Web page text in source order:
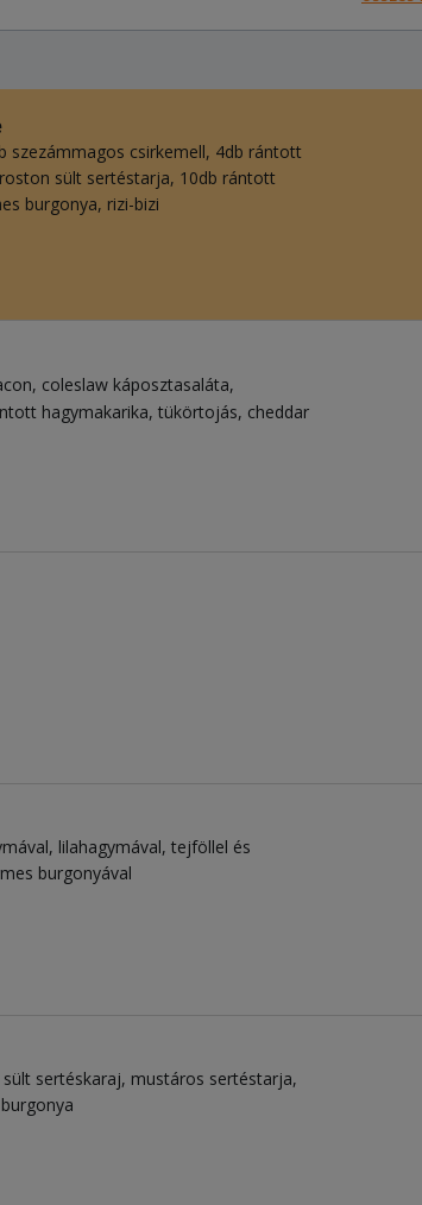
szezámmagos csirkemell, 4db rántott
sült sertéstarja, 10db rántott
burgonya, rizi-bizi
coleslaw káposztasaláta
hagymakarika tükörtojás cheddar
lilahagymával, tejföllel és
burgonyával
sertéskaraj, mustáros sertéstarja,